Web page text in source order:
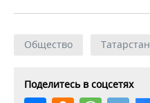
Общество Татарстан
Поделитесь в соцсетях